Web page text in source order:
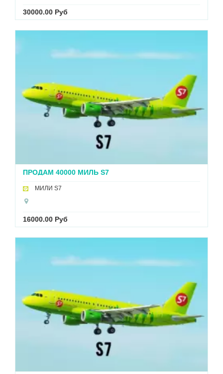
30000.00 Руб
ПРОДАМ 40000 МИЛЬ S7
МИЛИ S7
16000.00 Руб